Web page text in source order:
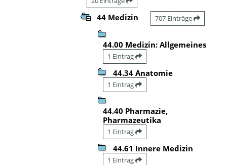
44 Medizin 707 Einträge
44.00 Medizin: Allgemeines
1 Eintrag
44.34 Anatomie
1 Eintrag
44.40 Pharmazie,
Pharmazeutika
1 Eintrag
44.61 Innere Medizin
1 Eintrag